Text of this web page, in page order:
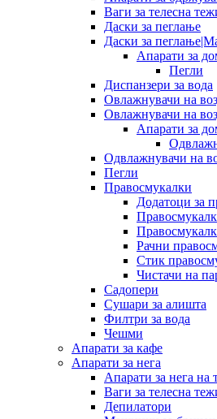
Ваги за телесна
Даски за пеглање
Даски за
Апарати за
Пегли
Диспанзери за вода
Овлажнувачи на
Овлажнувачи на
Апарати за
Одвлажнувачи на
Пегли
Правосмукалки
Додатоци за
Рачни
Стик
Чистачи на
Садопери
Сушари за алишта
Филтри за вода
Чешми
Апарати за кафе
Апарати за нега
Апарати за нега на
Ваги за телесна
Депилатори